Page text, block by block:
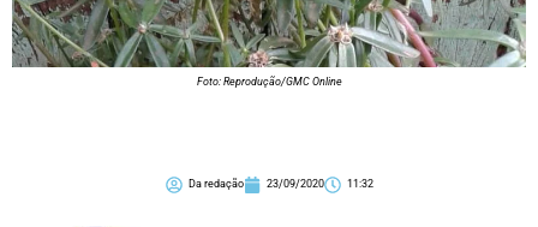
Foto: Reprodução/GMC Online
Da redação 23/09/2020 11:32